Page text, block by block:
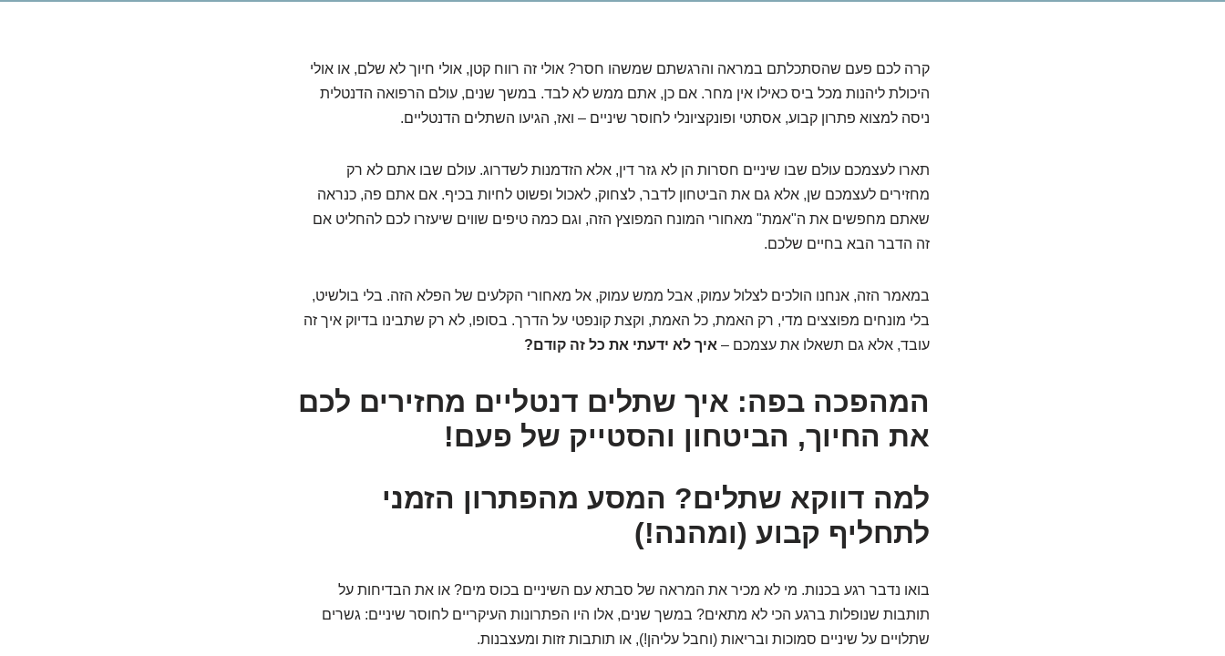
קרה לכם פעם שהסתכלתם במראה והרגשתם שמשהו חסר? אולי זה רווח קטן, אולי חיוך לא שלם, או אולי
היכולת ליהנות מכל ביס כאילו אין מחר. אם כן, אתם ממש לא לבד. במשך שנים, עולם הרפואה הדנטלית
ניסה למצוא פתרון קבוע, אסתטי ופונקציונלי לחוסר שיניים – ואז, הגיעו השתלים הדנטליים.
תארו לעצמכם עולם שבו שיניים חסרות הן לא גזר דין, אלא הזדמנות לשדרוג. עולם שבו אתם לא רק
מחזירים לעצמכם שן, אלא גם את הביטחון לדבר, לצחוק, לאכול ופשוט לחיות בכיף. אם אתם פה, כנראה
שאתם מחפשים את ה"אמת" מאחורי המונח המפוצץ הזה, וגם כמה טיפים שווים שיעזרו לכם להחליט אם
זה הדבר הבא בחיים שלכם.
במאמר הזה, אנחנו הולכים לצלול עמוק, אבל ממש עמוק, אל מאחורי הקלעים של הפלא הזה. בלי בולשיט,
בלי מונחים מפוצצים מדי, רק האמת, כל האמת, וקצת קונפטי על הדרך. בסופו, לא רק שתבינו בדיוק איך זה
עובד, אלא גם תשאלו את עצמכם – איך לא ידעתי את כל זה קודם?
המהפכה בפה: איך שתלים דנטליים מחזירים לכם
את החיוך, הביטחון והסטייק של פעם!
למה דווקא שתלים? המסע מהפתרון הזמני
לתחליף קבוע (ומהנה!)
בואו נדבר רגע בכנות. מי לא מכיר את המראה של סבתא עם השיניים בכוס מים? או את הבדיחות על
תותבות שנופלות ברגע הכי לא מתאים? במשך שנים, אלו היו הפתרונות העיקריים לחוסר שיניים: גשרים
שתלויים על שיניים סמוכות ובריאות (וחבל עליהן!), או תותבות זזות ומעצבנות.